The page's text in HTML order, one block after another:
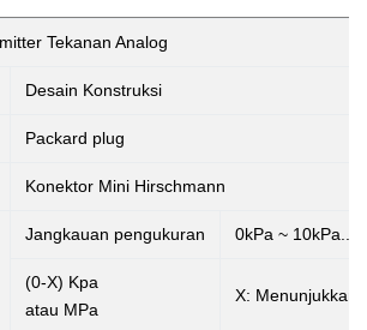
Tekanan Analog
Desain Konstruksi
Packard plug
Konektor Mini Hirschmann
Jangkauan pengukuran 0kPa ~
(0-X) Kpa
atau MPa
X: Menunjukkan